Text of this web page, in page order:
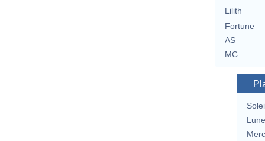
Lilith
Fortune
AS
MC
Lune